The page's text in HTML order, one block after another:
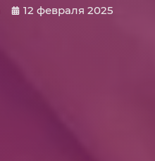
12 февраля 2025